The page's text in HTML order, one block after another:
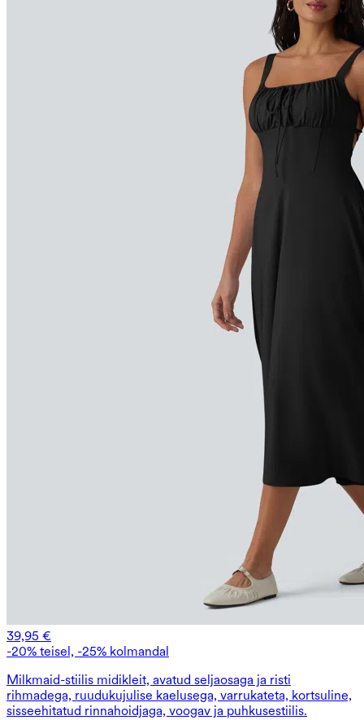
39,95 €
-20% teisel, -25% kolmandal
Milkmaid-stiilis midikleit, avatud seljaosaga ja risti
rihmadega, ruudukujulise kaelusega, varrukateta, kortsuline,
sisseehitatud rinnahoidjaga, voogav ja puhkusestiilis.